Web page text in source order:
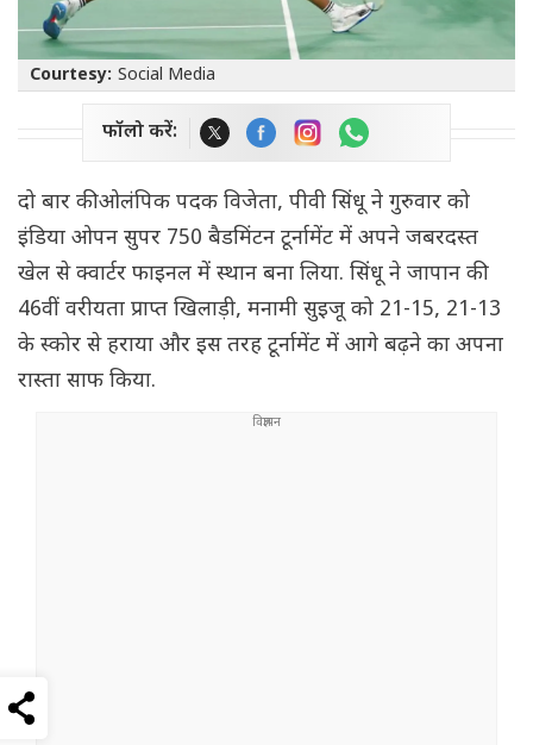
Courtesy: Social Media
फॉलो करें:
दो बार की ओलंपिक पदक विजेता, पीवी सिंधू ने गुरुवार को
इंडिया ओपन सुपर 750 बैडमिंटन टूर्नामेंट में अपने जबरदस्त
खेल से क्वार्टर फाइनल में स्थान बना लिया. सिंधू ने जापान की
46वीं वरीयता प्राप्त खिलाड़ी, मनामी सुइजू को 21-15, 21-13
के स्कोर से हराया और इस तरह टूर्नामेंट में आगे बढ़ने का अपना
रास्ता साफ किया.